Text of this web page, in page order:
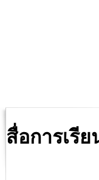
สื่อการเรี